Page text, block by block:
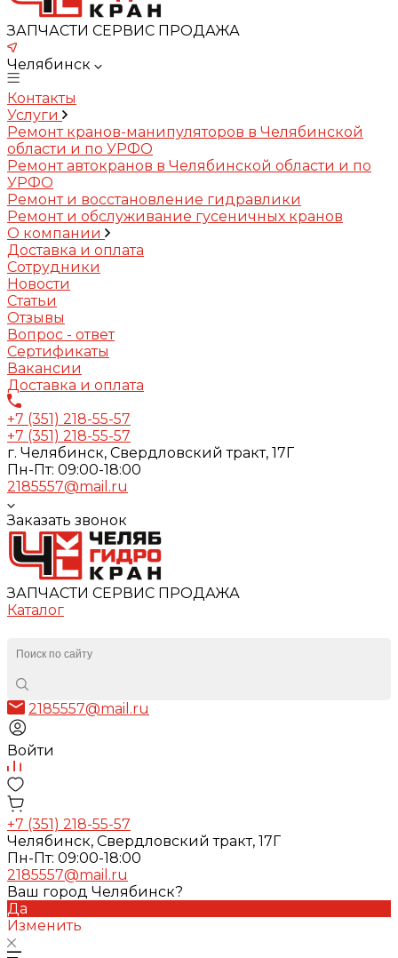
ЗАПЧАСТИ СЕРВИС ПРОДАЖА
Челябинск
Контакты
Услуги
Ремонт кранов-манипуляторов в Челябинской
области и по УРФО
Ремонт автокранов в Челябинской области и по
УРФО
Ремонт и восстановление гидравлики
Ремонт и обслуживание гусеничных кранов
О компании
Доставка и оплата
Сотрудники
Новости
Статьи
Отзывы
Вопрос - ответ
Сертификаты
Вакансии
Доставка и оплата
+7 (351) 218-55-57
+7 (351) 218-55-57
г. Челябинск, Свердловский тракт, 17Г
Пн-Пт: 09:00-18:00
2185557@mail.ru
Заказать звонок
ЗАПЧАСТИ СЕРВИС ПРОДАЖА
Каталог
2185557@mail.ru
Войти
+7 (351) 218-55-57
Челябинск, Свердловский тракт, 17Г
Пн-Пт: 09:00-18:00
2185557@mail.ru
Ваш город Челябинск?
Да
Изменить